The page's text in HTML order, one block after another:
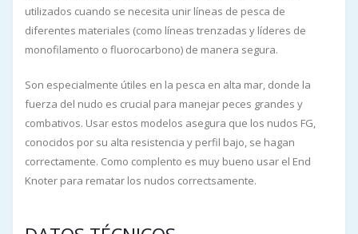
utilizados cuando se necesita unir líneas de pesca de
diferentes materiales (como líneas trenzadas y líderes de
monofilamento o fluorocarbono) de manera segura.
Son especialmente útiles en la pesca en alta mar, donde la
fuerza del nudo es crucial para manejar peces grandes y
combativos. Usar estos modelos asegura que los nudos FG,
conocidos por su alta resistencia y perfil bajo, se hagan
correctamente. Como complento es muy bueno usar el End
Knoter para rematar los nudos correctsamente.